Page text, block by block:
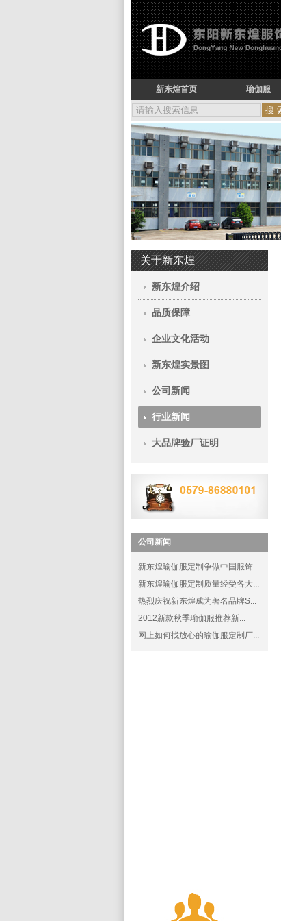
新东煌首页 瑜伽服
关于新东煌
新东煌介绍
品质保障
企业文化活动
新东煌实景图
公司新闻
行业新闻
大品牌验厂证明
公司新闻
新东煌瑜伽服定制争做中国服饰...
新东煌瑜伽服定制质量经受各大...
热烈庆祝新东煌成为著名品牌S...
2012新款秋季瑜伽服推荐新...
网上如何找放心的瑜伽服定制厂...